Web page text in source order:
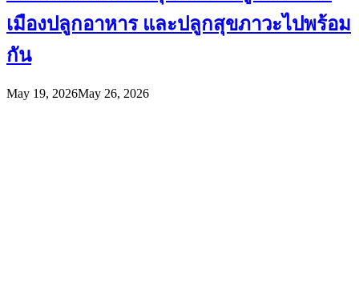
เมืองปลูกอาหาร และปลูกสุขภาวะไปพร้อม
กัน
May 19, 2026May 26, 2026